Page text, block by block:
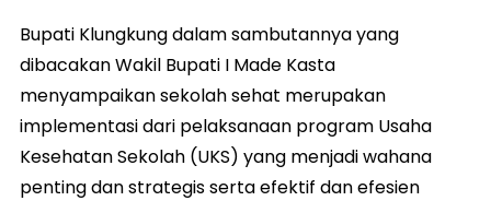
Bupati Klungkung dalam sambutannya yang
dibacakan Wakil Bupati I Made Kasta
menyampaikan sekolah sehat merupakan
implementasi dari pelaksanaan program Usaha
Kesehatan Sekolah (UKS) yang menjadi wahana
penting dan strategis serta efektif dan efesien